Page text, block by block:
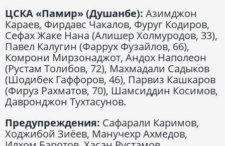
ЦСКА «Памир» (Душанбе): Азимджон
Караев, Фирдавс Чакалов, Фуруг Кодиров,
Сефах Жаке Нана (Алишер Холмуродов, 33),
Павел Калугин (Фаррух Фузайлов, 66),
Комрони Мирзонаджот, Андох Наполеон
(Рустам Толибов, 72), Махмадали Садыков
(Шодибек Гаффоров, 46), Парвиз Кашкаров
(Фируз Рахматов, 70), Шамсиддин Косимов,
Давронджон Тухтасунов.
Предупреждения: Сафарали Каримов,
Ходжибой Зиёев, Манучехр Ахмедов,